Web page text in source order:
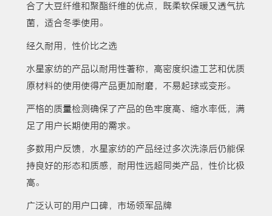
合了大豆纤维和聚酯纤维的优点，既柔软保暖又透气抗
菌，适合冬季使用。
经久耐用，性价比之选
水星家纺的产品以耐用性著称，高密度织造工艺和优质
原材料的使用使得产品更加耐磨，不易起球或变形。
严格的质量检测确保了产品的色牢度高、缩水率低，满
足了用户长期使用的需求。
多数用户反馈，水星家纺的产品经过多次洗涤后仍能保
持良好的形态和质感，耐用性远超同类产品，性价比极
高。
广泛认可的用户口碑，市场领军品牌